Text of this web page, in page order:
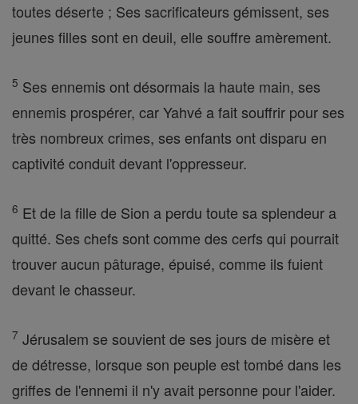
toutes déserte ; Ses sacrificateurs gémissent, ses
jeunes filles sont en deuil, elle souffre amèrement.
5 Ses ennemis ont désormais la haute main, ses
ennemis prospérer, car Yahvé a fait souffrir pour ses
très nombreux crimes, ses enfants ont disparu en
captivité conduit devant l'oppresseur.
6 Et de la fille de Sion a perdu toute sa splendeur a
quitté. Ses chefs sont comme des cerfs qui pourrait
trouver aucun pâturage, épuisé, comme ils fuient
devant le chasseur.
7 Jérusalem se souvient de ses jours de misère et
de détresse, lorsque son peuple est tombé dans les
griffes de l'ennemi il n'y avait personne pour l'aider.